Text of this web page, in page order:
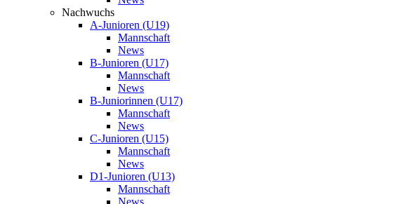
Nachwuchs
A-Junioren (U19)
Mannschaft
News
B-Junioren (U17)
Mannschaft
News
B-Juniorinnen (U17)
Mannschaft
News
C-Junioren (U15)
Mannschaft
News
D1-Junioren (U13)
Mannschaft
News